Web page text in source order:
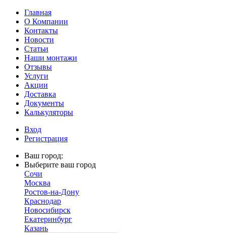
Главная
О Компании
Контакты
Новости
Статьи
Наши монтажи
Отзывы
Услуги
Акции
Доставка
Документы
Калькуляторы
Вход
Регистрация
Ваш город:
Выберите ваш город
Сочи
Москва
Ростов-на-Дону
Краснодар
Новосибирск
Екатеринбург
Казань